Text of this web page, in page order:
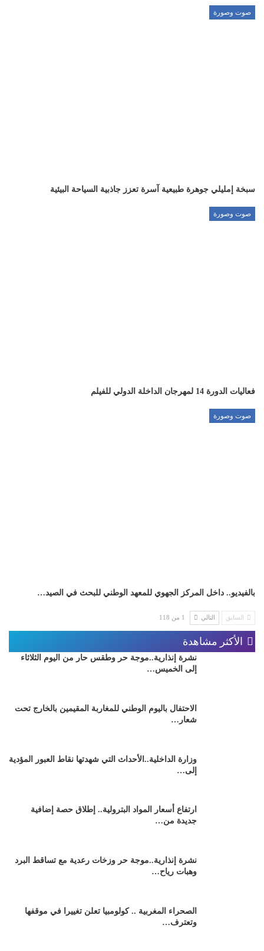
صوت وصورة
سبخة إمليلي جوهرة طبيعية آسرة تعزز جاذبية السياحة البيئية
صوت وصورة
فعاليات الدورة 14 لمهرجان الداخلة الدولي للفيلم
صوت وصورة
بالفيديو.. داخل المركز الجهوي للمعهد الوطني للبحث في الصيد…
السابق التالي 1 من 118
الأكثر مشاهدة
نشرة إنذارية..موجة حر وطقس حار من اليوم الثلاثاء
إلى الخميس…
الاحتفال باليوم الوطني للمغاربة المقيمين بالخارج تحت
شعار…
وزارة الداخلية..الأحداث التي شهدتها نقاط العبور المؤدية
إلى…
ارتفاع أسعار المواد البترولية.. إطلاق حصة إضافية
جديدة من…
نشرة إنذارية..موجة حر وزخات رعدية مع تساقط البرد
وهبات رياح…
الصحراء المغربية .. كولومبيا تعلن تغييرا في موقفها
وتعترف…